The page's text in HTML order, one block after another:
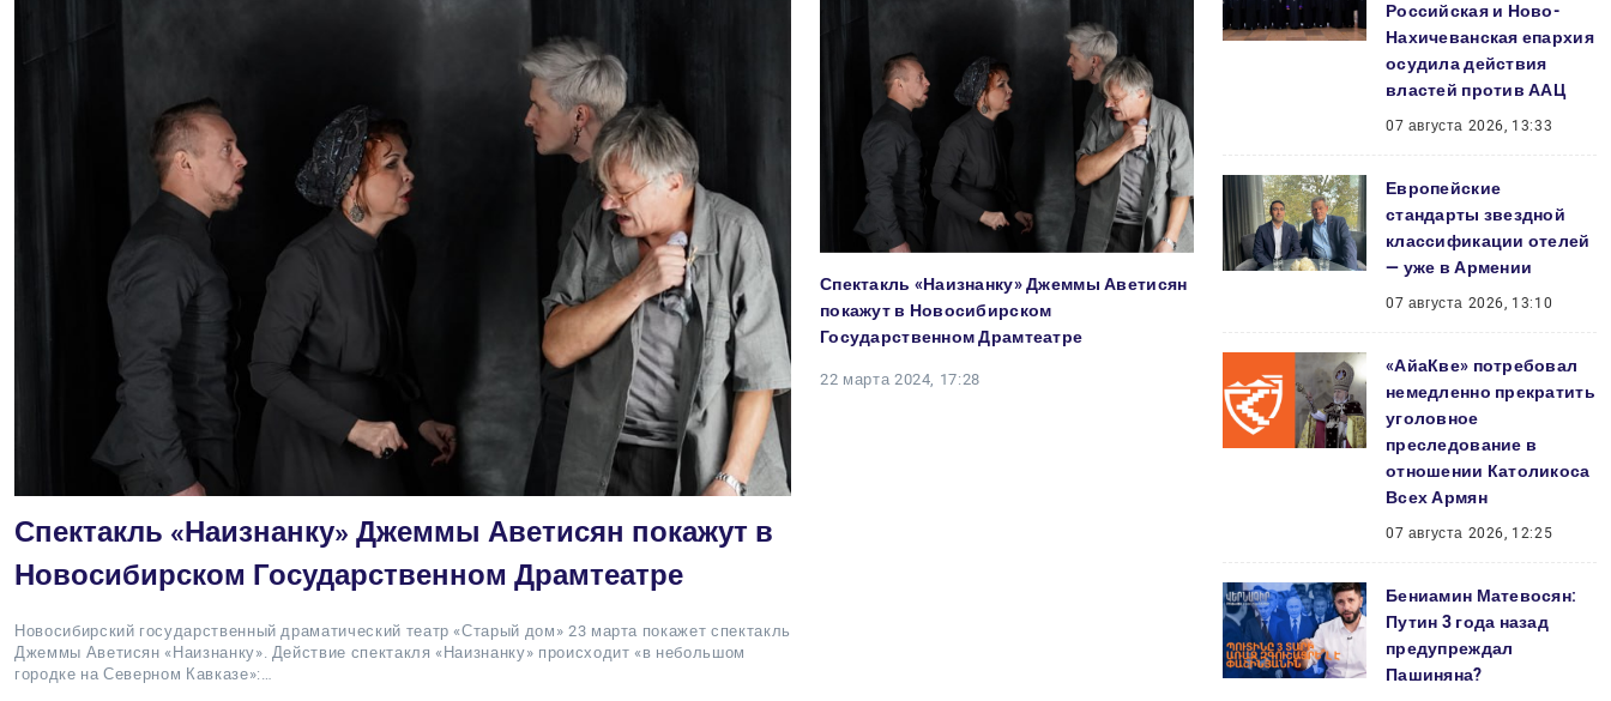
Спектакль «Наизнанку» Джеммы Аветисян покажут в
Новосибирском Государственном Драмтеатре
Новосибирский государственный драматический театр «Старый дом» 23 марта покажет спектакль
Джеммы Аветисян «Наизнанку». Действие спектакля «Наизнанку» происходит «в небольшом
городке на Северном Кавказе»:…
Спектакль «Наизнанку» Джеммы Аветисян
покажут в Новосибирском
Государственном Драмтеатре
22 марта 2024, 17:28
Российская и Ново-
Нахичеванская епархия
осудила действия
властей против ААЦ
07 августа 2026, 13:33
Европейские
стандарты звездной
классификации отелей
— уже в Армении
07 августа 2026, 13:10
«АйаКве» потребовал
немедленно прекратить
уголовное
преследование в
отношении Католикоса
Всех Армян
07 августа 2026, 12:25
Бениамин Матевосян:
Путин 3 года назад
предупреждал
Пашиняна?